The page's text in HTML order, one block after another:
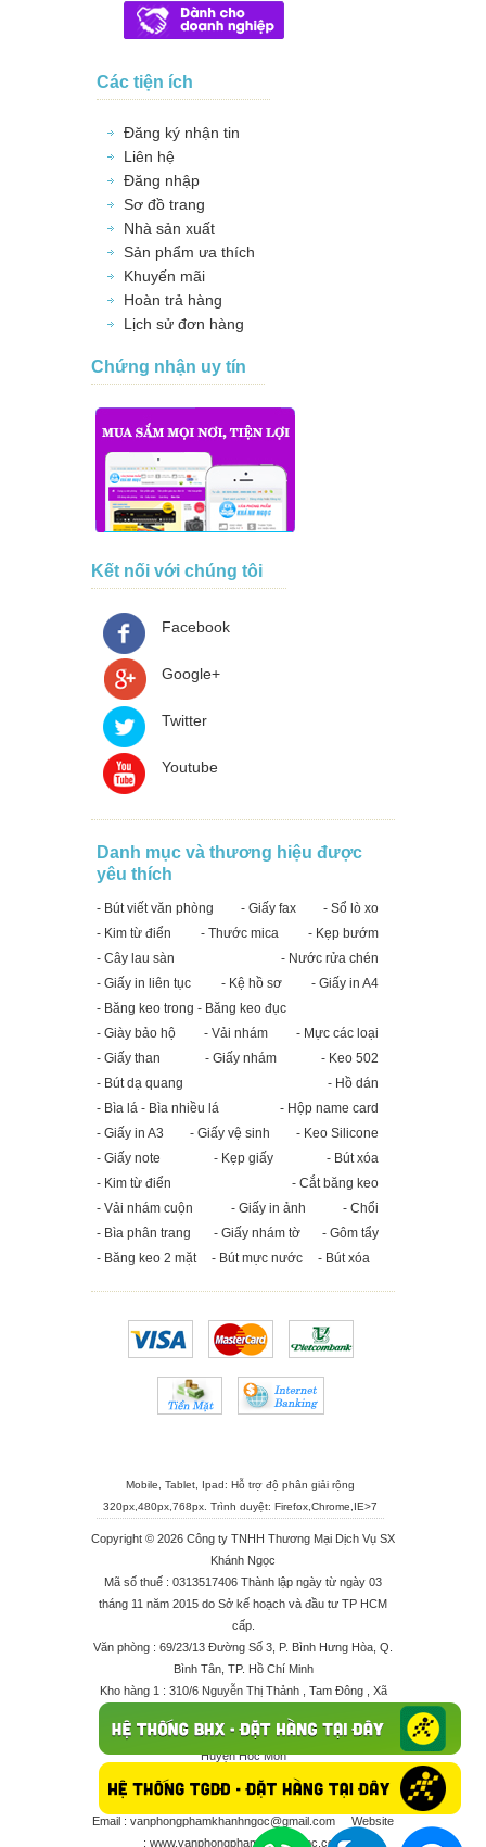
Các tiện ích
Đăng ký nhận tin
Liên hệ
Đăng nhập
Sơ đồ trang
Nhà sản xuất
Sản phẩm ưa thích
Khuyến mãi
Hoàn trả hàng
Lịch sử đơn hàng
Chứng nhận uy tín
Kết nối với chúng tôi
Facebook
Google+
Twitter
Youtube
Danh mục và thương hiệu được
yêu thích
- Bút viết văn phòng - Giấy fax
- Sổ lò xo
- Kim từ điển
- Thước mica
- Kẹp bướm
- Cây lau sàn
- Nước rửa chén
- Giấy in liên tục
- Kệ hồ sơ
- Giấy in A4
- Băng keo trong - Băng keo đục
- Giày bảo hộ
- Vải nhám
- Mực các loại
- Giấy than
- Giấy nhám
- Keo 502
- Bút dạ quang
- Hồ dán
- Bìa lá - Bìa nhiều lá
- Hộp name card
- Giấy in A3
- Giấy vệ sinh
- Keo Silicone
- Giấy note
- Kẹp giấy
- Bút xóa
- Kim từ điển
- Cắt băng keo
- Vải nhám cuộn
- Giấy in ảnh
- Chổi
- Bìa phân trang
- Giấy nhám tờ
- Gôm tẩy
- Băng keo 2 mặt
- Bút mực nước - Bút xóa
Mobile, Tablet, Ipad: Hỗ trợ độ phân giải rộng
320px,480px,768px. Trình duyệt: Firefox,Chrome,IE>7
Copyright © 2026 Công ty TNHH Thương Mại Dịch Vụ SX
Khánh Ngọc
Mã số thuế : 0313517406 Thành lập ngày từ ngày 03
tháng 11 năm 2015 do Sở kế hoạch và đầu tư TP HCM
cấp.
Văn phòng : 69/23/13 Đường Số 3, P. Bình Hưng Hòa, Q.
Bình Tân, TP. Hồ Chí Minh
Kho hàng 1 : 310/6 Nguyễn Thị Thảnh , Tam Đông , Xã
Kho hàng 2 : 68/2X Ấp Đông 1 , Xã Thới Tam Thôn ,
Huyện Hóc Môn
Điện thoại : 028 625 66506 - 0909 682 189 - 082 7158
413 - 096 298 10 17 - 0961 208 617
Email : vanphongphamkhanhngoc@gmail.com
Website
: www.vanphongphamkhanhngoc.com